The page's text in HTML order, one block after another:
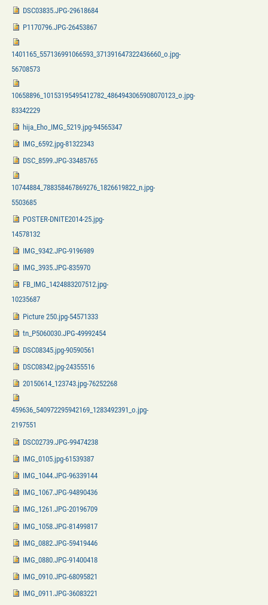
DSC03835.JPG-29618684
P1170796.JPG-26453867
1401165_557136991066593_371391647322436660_o.jpg-
56708573
10658896_10153195495412782_4864943065908070123_o.jpg-
83342229
hija_Eho_IMG_5219.jpg-94565347
IMG_6592.jpg-81322343
DSC_8599.JPG-33485765
10744884_788358467869276_1826619822_n.jpg-
5503685
POSTER-DNITE2014-25.jpg-
14578132
IMG_9342.JPG-9196989
IMG_3935.JPG-835970
FB_IMG_1424883207512.jpg-
10235687
Picture 250.jpg-54571333
tn_P5060030.JPG-49992454
DSC08345.jpg-90590561
DSC08342.jpg-24355516
20150614_123743.jpg-76252268
459636_540972295942169_1283492391_o.jpg-
2197551
DSC02739.JPG-99474238
IMG_0105.jpg-61539387
IMG_1044.JPG-96339144
IMG_1067.JPG-94890436
IMG_1261.JPG-20196709
IMG_1058.JPG-81499817
IMG_0882.JPG-59419446
IMG_0880.JPG-91400418
IMG_0910.JPG-68095821
IMG_0911.JPG-36083221